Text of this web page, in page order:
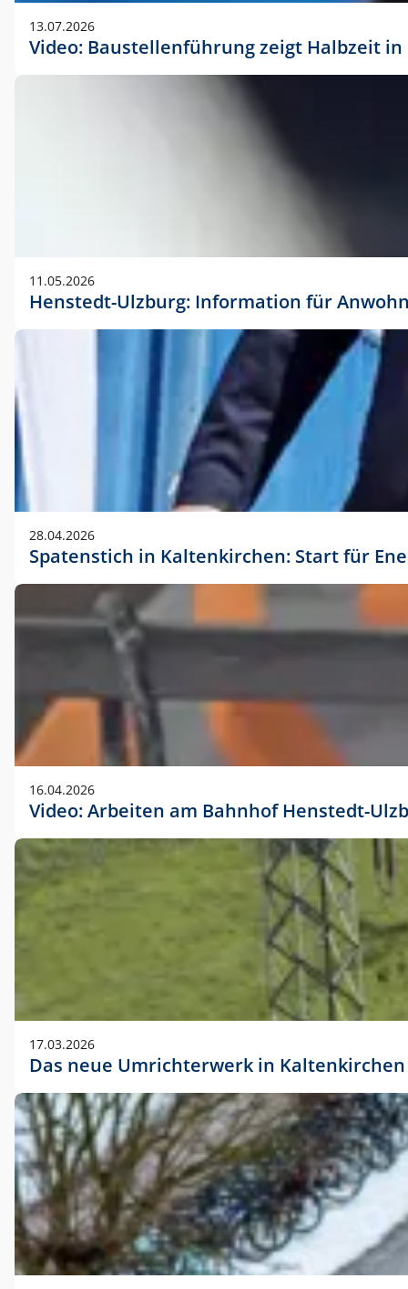
13.07.2026
Video: Baustellenführung zeigt Halbzeit
11.05.2026
Henstedt-Ulzburg: Information für
28.04.2026
Spatenstich in Kaltenkirchen: Start für
16.04.2026
Video: Arbeiten am Bahnhof Henstedt-
17.03.2026
Das neue Umrichterwerk in Kaltenkirchen